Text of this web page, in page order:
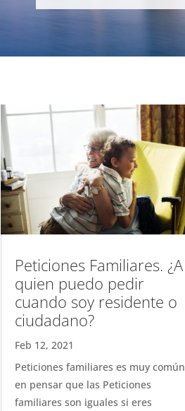
Peticiones Familiares. ¿A
quien puedo pedir
cuando soy residente o
ciudadano?
Feb 12, 2021
Peticiones familiares es muy común
en pensar que las Peticiones
familiares son iguales si eres